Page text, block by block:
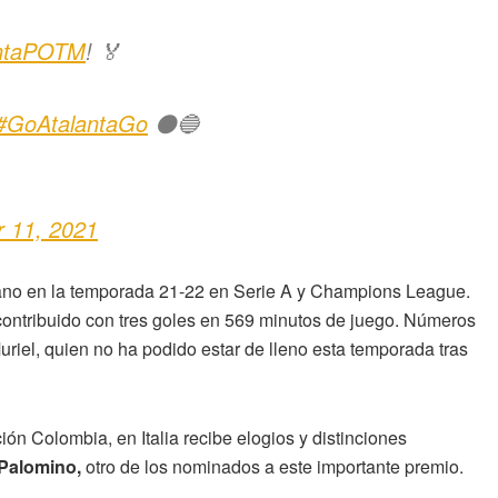
! 🏅
⚫️🔵
11, 2021
en la temporada 21-22 en Serie A y Champions League.
con tres goles en 569 minutos de juego. Números
quien no ha podido estar de lleno esta temporada tras
Colombia, en Italia recibe elogios y distinciones
otro de los nominados a este importante premio.